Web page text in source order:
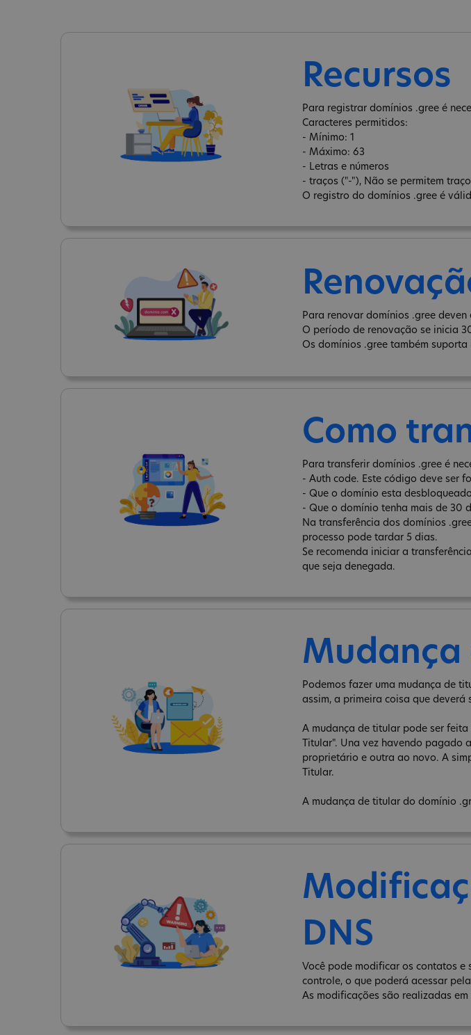
Recursos
Para registrar domínios .gree é
Caracteres permitidos:
- Mínimo: 1
- Máximo: 63
- Letras e números
- traços ("-"), Não se permitem
O registro do domínios .gree é
Para renovar domínios .gree
O período de renovação se inicia
Os domínios .gree também
Como
Para transferir domínios .gree é
- Auth code. Este código deve ser
- Que o domínio esta
- Que o domínio tenha mais de 30
Na transferência dos domínios
processo pode tardar 5 dias.
Se recomenda iniciar a
que seja denegada.
Podemos fazer uma mudança de
assim, a primeira coisa que
A mudança de titular pode ser
Titular". Una vez havendo pagado
proprietário e outra ao novo. A
Titular.
A mudança de titular do domínio
DNS
Você pode modificar os contatos e
controle, o que poderá acessar
As modificações são realizadas